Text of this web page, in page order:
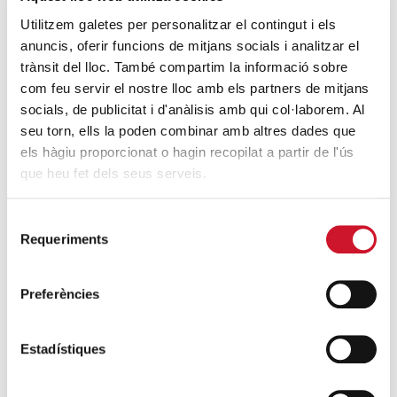
Utilitzem galetes per personalitzar el contingut i els
anuncis, oferir funcions de mitjans socials i analitzar el
trànsit del lloc. També compartim la informació sobre
com feu servir el nostre lloc amb els partners de mitjans
socials, de publicitat i d'anàlisis amb qui col·laborem. Al
seu torn, ells la poden combinar amb altres dades que
els hàgiu proporcionat o hagin recopilat a partir de l'ús
que heu fet dels seus serveis.
Requeriments
Preferències
Estadístiques
Cáritas
SIGUE LEYENDO
ÚLTIMAS ENTRADAS
Cáritas expresa su preocupación por la
situación en Ceuta y hace un llamamiento a
4.100 personas en el dispositivo
SIGUE LEYENDO